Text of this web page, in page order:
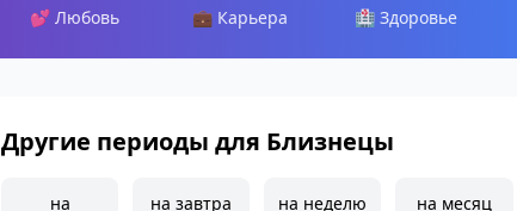
💕 Любовь 💼 Карьера 🏥 Здоровье
Другие периоды для Близнецы
на на завтра на неделю на месяц